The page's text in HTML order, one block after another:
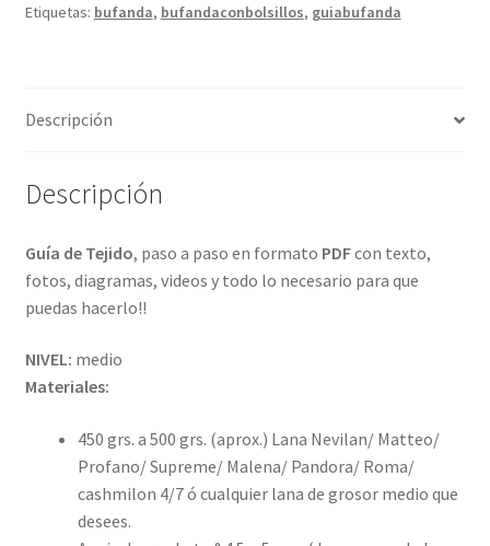
bolsillos
Etiquetas: bufanda, bufandaconbolsillos, guiabufanda
Descripción
Descripción
Guía de Tejido, paso a paso en formato PDFcon texto,
fotos, diagramas, videos y todo lo necesario para que
puedas hacerlo!!
NIVEL: medio
Materiales:
450 grs. a 500 grs. (aprox.) Lana Nevilan/ Matteo/
Profano/ Supreme/ Malena/ Pandora/ Roma/
cashmilon 4/7 ó cualquier lana de grosor medio que
desees.